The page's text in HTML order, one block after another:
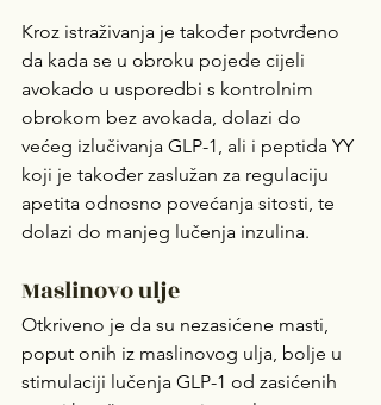
Kroz istraživanja je također potvrđeno
da kada se u obroku pojede cijeli
avokado u usporedbi s kontrolnim
obrokom bez avokada, dolazi do
većeg izlučivanja GLP-1, ali i peptida YY
koji je također zaslužan za regulaciju
apetita odnosno povećanja sitosti, te
dolazi do manjeg lučenja inzulina.
Maslinovo ulje
Otkriveno je da su nezasićene masti,
poput onih iz maslinovog ulja, bolje u
stimulaciji lučenja GLP-1 od zasićenih